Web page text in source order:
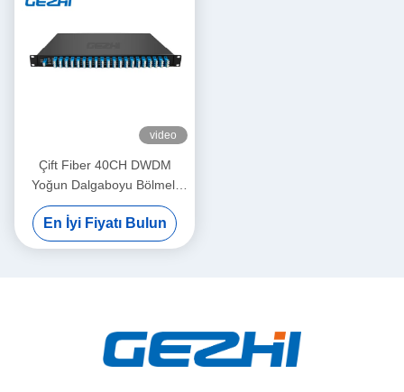
video
Çift Fiber 40CH DWDM
Yoğun Dalgaboyu Bölmeli
Çoklama
En İyi Fiyatı Bulun